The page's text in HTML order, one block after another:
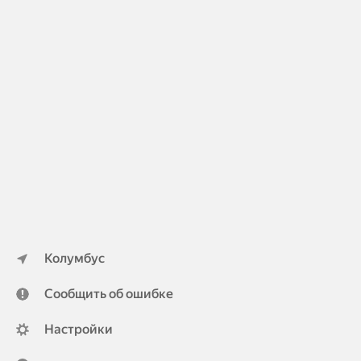
Колумбус
Сообщить об ошибке
Настройки